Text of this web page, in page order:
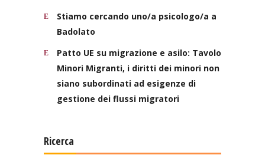
Stiamo cercando uno/a psicologo/a a
Badolato
Patto UE su migrazione e asilo: Tavolo
Minori Migranti, i diritti dei minori non
siano subordinati ad esigenze di
gestione dei flussi migratori
Ricerca